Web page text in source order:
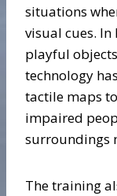
situations
visual cues.
playful
technology
tactile maps
impaired
surroundings
The training